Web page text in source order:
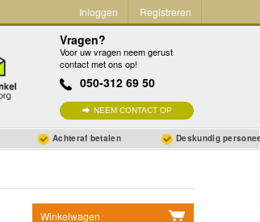
Inloggen Registreren
Vragen?
Voor uw vragen neem gerust
contact met ons op!
050-312 69 50
NEEM CONTACT OP
Achteraf betalen Deskundig
Winkelwagen